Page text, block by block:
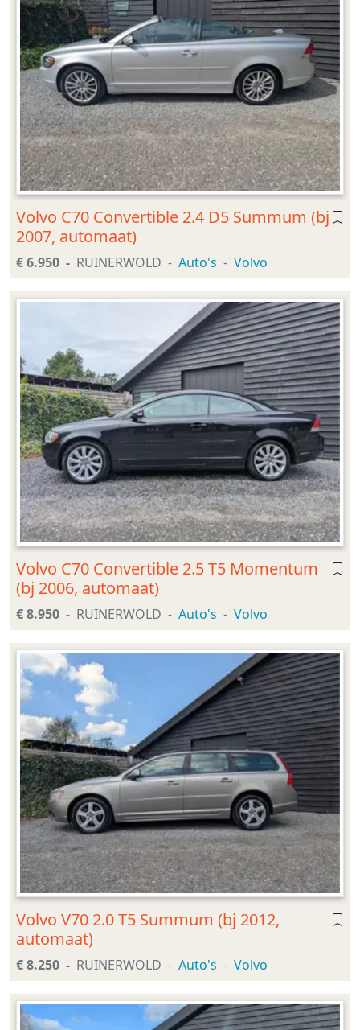
Volvo C70 Convertible 2.4 D5 Summum (bj
2007, automaat)
€ 6.950 RUINERWOLD Auto's Volvo
Volvo C70 Convertible 2.5 T5 Momentum
(bj 2006, automaat)
€ 8.950 RUINERWOLD Auto's Volvo
Volvo V70 2.0 T5 Summum (bj 2012,
automaat)
€ 8.250 RUINERWOLD Auto's Volvo